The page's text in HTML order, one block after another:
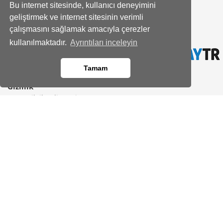
Bu internet sitesinde, kullanıcı deneyimini
geliştirmek ve internet sitesinin verimli
çalışmasını sağlamak amacıyla çerezler
kullanılmaktadır. Ayrıntıları inceleyin
Tamam
Banka Hesap Bilgileri
Site Haritası
Bayimiz Olun
İletişim
Gizlilik
KVKK Bilgilendirmesi